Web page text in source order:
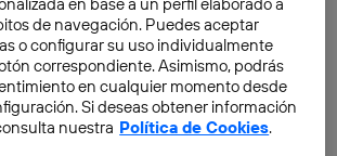
torres principales hanresistido al
. Los principales daños se han
citada aguja, el armazón de madera
rosetones, las bóvedas y los
de navegación. Puedes aceptar
o configurar su uso individualmente
correspondiente. Asimismo, podrás
en cualquier momento desde
Si deseas obtener información
nuestra Política de Cookies.